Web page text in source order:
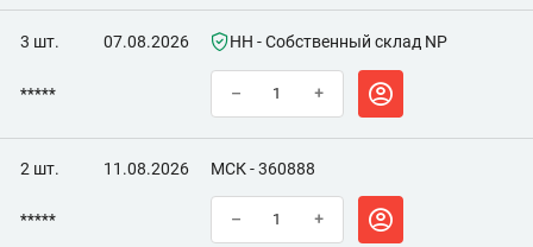
3 шт. 07.08.2026 НН - Собственный склад NP
***** – +
2 шт. 11.08.2026 МСК - 360888
***** – +